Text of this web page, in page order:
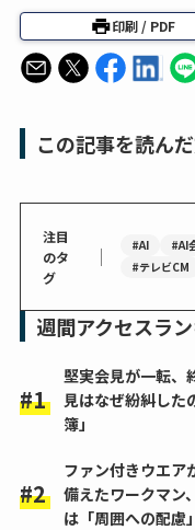
印刷 / PDF
この記事を読ん
注目
のタ
グ
｜ #AI #AI
#テレビCM
週間アクセスラ
堅実会見が一転、
見はなぜ紛糾した
簿」
ファン付きウエ
備えたワークマ
は「周囲への配慮